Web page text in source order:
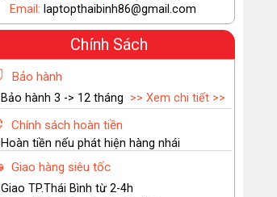
Email: laptopthaibinh86@gmail.com
Chính Sách
Bảo hành
Bảo hành 3 -> 12 tháng >> Xem chi tiết >>
Chính sách hoàn tiền
Hoàn tiền nếu phát hiện hàng nhái
Giao hàng siêu tốc
Giao TP.Thái Bình từ 2-4h